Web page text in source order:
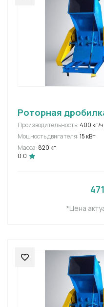
Роторная
Производительность: 400 кг/ч
Мощность двигателя:15 кВт
Масса: 820 кг
0.0
*Цена